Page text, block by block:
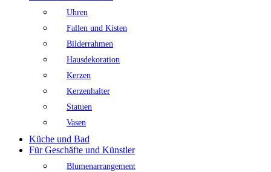
Uhren
Fallen und Kisten
Bilderrahmen
Hausdekoration
Kerzen
Kerzenhalter
Statuen
Vasen
Küche und Bad
Für Geschäfte und Künstler
Blumenarrangement